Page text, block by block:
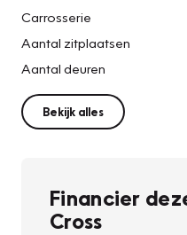
Carrosserie
Aantal zitplaatsen
Aantal deuren
Bekijk alles
Financier
Cross